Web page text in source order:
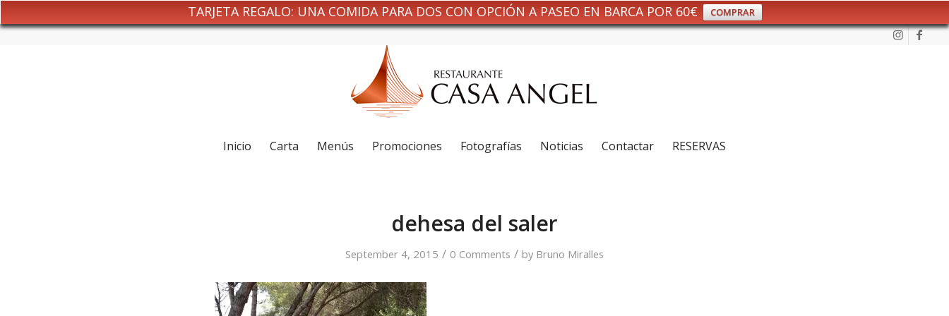
TARJETA REGALO: UNA COMIDA PARA DOS CON OPCIÓN A PASEO EN BARCA POR 60€ COMPRAR
Inicio Carta Menús Promociones Fotografías Noticias Contactar RESERVAS
dehesa del saler
September 4, 2015 / 0 Comments / by Bruno Miralles